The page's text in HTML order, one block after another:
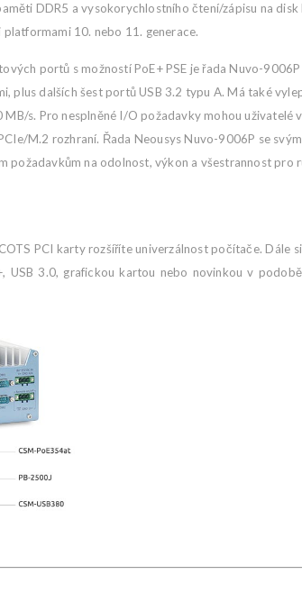
DDR5 a vysokorychlostního čtení/zápisu na disk
10. nebo 11. generace.
portů s možností PoE+ PSE je řada Nuvo-
plus dalších šest portů USB 3.2 typu A. Má také
s. Pro nesplněné I/O požadavky mohou uživatelé
M.2 rozhraní. Řada Neousys Nuvo-9006P se
požadavkům na odolnost, výkon a všestrannost pro
PCI karty rozšíříte univerzálnost počítače. Dále si
USB 3.0, grafickou kartou nebo novinkou v podobě